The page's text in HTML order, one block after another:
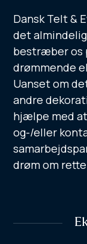
Dansk Telt &
det
bestræber os
drømmende
Uanset om
andre
hjælpe med
og-/eller
drøm om